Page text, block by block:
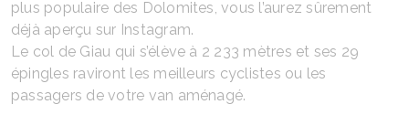
plus populaire des Dolomites, vous l’aurez sûrement
déjà aperçu sur Instagram.
Le col de Giau qui s’élève à 2 233 mètres et ses 29
épingles raviront les meilleurs cyclistes ou les
passagers de votre van aménagé.